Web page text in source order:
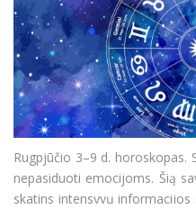
Rugpjūčio 3–9 d.
nepasiduoti emocijoms. Šią
skatins intensyvų informacijos